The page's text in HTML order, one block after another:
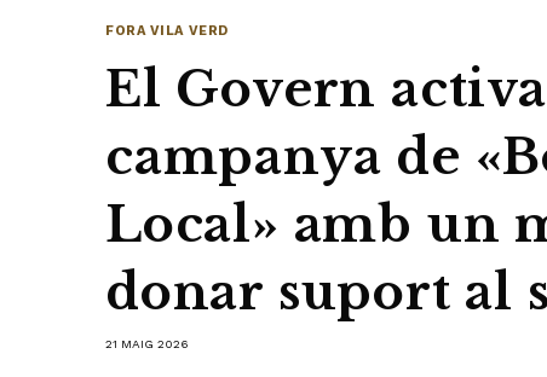
FORA VILA VERD
El Govern
campanya de
Local» amb un
donar suport al
21 MAIG 2026